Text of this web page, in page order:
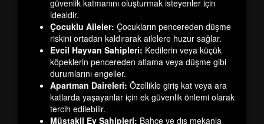
güvenlik katmanını oluşturmak isteyenler için
idealdir.
Çocuklu Aileler: Çocukların pencereden düşme
riskini ortadan kaldırarak ailelere huzur sağlar.
Evcil Hayvan Sahipleri: Kedilerin veya küçük
köpeklerin pencereden atlama veya düşme gibi
durumlarını engeller.
Apartman Daireleri: Özellikle giriş kat veya ara
katlarda yaşayanlar için ek güvenlik önlemi olarak
tercih edilebilir.
Müstakil Ev Sahipleri: Bahçe ve dış mekanla